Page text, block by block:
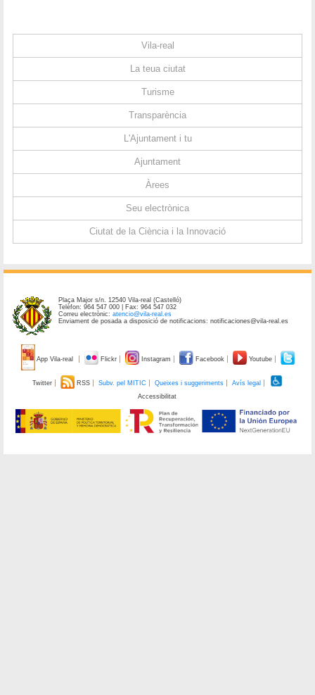
Vila-real
La teua ciutat
Turisme
Transparència
L'Ajuntament i tu
Ajuntament
Àrees
Seu electrònica
Ciutat de la Ciència i la Innovació
Plaça Major s/n. 12540 Vila-real (Castelló)
Telèfon: 964 547 000 | Fax: 964 547 032
Correu electrònic:atencio@vila-real.es
Enviament de posada a disposició de notificacions: notificaciones@vila-real.es
App Vila-real Flickr Instagram Facebook Youtube
Twitter RSS Subv. pel MITIC Queixes i suggeriments
Avís legal
Accessibilitat